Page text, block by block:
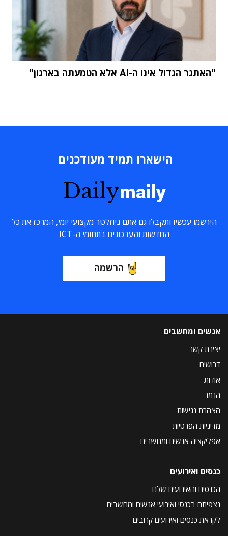
"האתגר הגדול אינו ה-AI אלא הטמעתה בארגון"
הישארו תמיד מעודכנים
Dailymaily
הירשמו עכשיו ותקבלו גם אתם ניוזלטר מקצועי יומי, המרכז את כל
החדשות והעדכונים בתחומי ה-ICT
הרשמה
אנשים ומחשבים
יצירת קשר
דרושים
אודות
הנמר
הצהרת נגישות
מדיניות הפרטיות
אפליקציה אנשים ומחשבים
כנסים ואירועים
הכנסים והאירועים שלנו
נצפיתם בכנסי ואירועי אנשים ומחשבים
לקראת כנסים ואירועים קרובים